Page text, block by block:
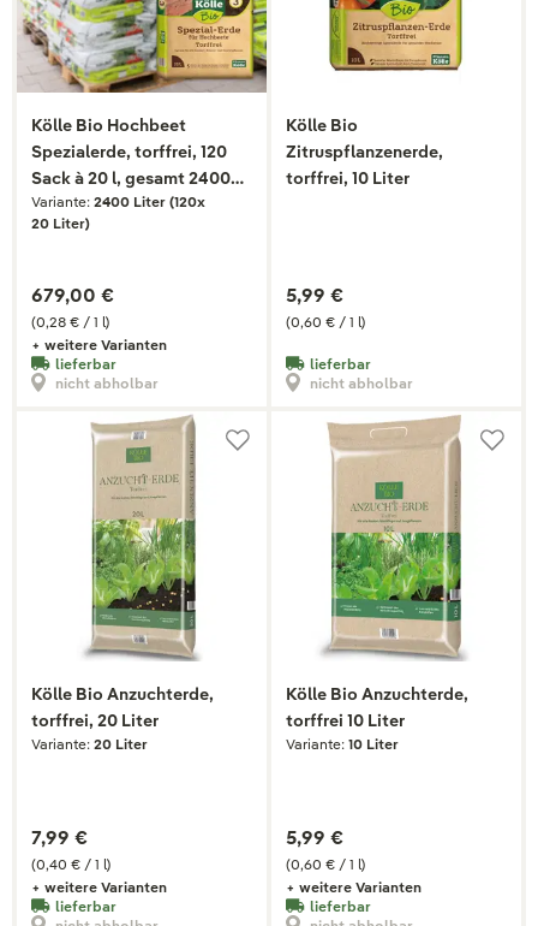
Kölle Bio Hochbeet
Spezialerde, torffrei, 120
Sack à 20 l, gesamt 2400
Liter
Variante: 2400 Liter (120x
20 Liter)
(0,28 € / 1 l)
679,00 €
+ weitere Varianten
lieferbar
nicht abholbar
Kölle Bio
Zitruspflanzenerde,
torffrei, 10 Liter
(0,60 € / 1 l)
5,99 €
lieferbar
nicht abholbar
Kölle Bio Anzuchterde,
torffrei, 20 Liter
Variante: 20 Liter
(0,40 € / 1 l)
7,99 €
+ weitere Varianten
lieferbar
Kölle Bio Anzuchterde,
torffrei 10 Liter
Variante: 10 Liter
(0,60 € / 1 l)
5,99 €
+ weitere Varianten
lieferbar